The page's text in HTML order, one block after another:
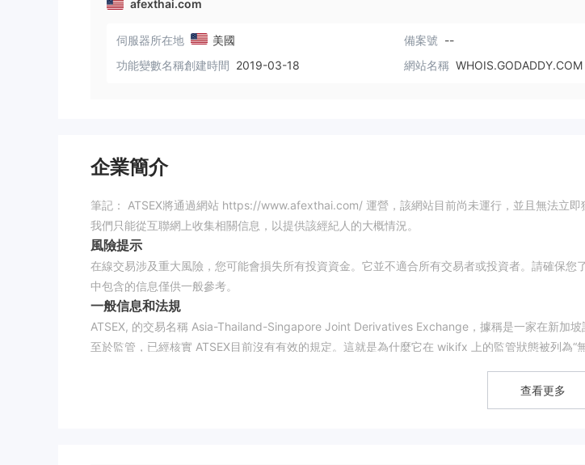
afexthai.com
伺服器所在地 美國 備案號 --
功能變數名稱創建時間 2019-03-18 網站名稱 WHOIS.GODADDY.COM
企業簡介
筆記： ATSEX將通過網站 https://www.afexthai.com/ 運營，該網站目前尚未運行，並且無法立即
我們只能從互聯網上收集相關信息，以提供該經紀人的大概情況。
風險提示
在線交易涉及重大風險，您可能會損失所有投資資金。它並不適合所有交易者或投資者。請確保您
中包含的信息僅供一般參考。
一般信息和法規
ATSEX, 的交易名稱 Asia-Thailand-Singapore Joint Derivatives Exchange，據稱是一家在新加坡
至於監管，已經核實 ATSEX目前沒有有效的規定。這就是為什麼它在 wikifx 上的監管狀態被列為“
不幸的是，我們沒有找到任何有用的信息 ATSEX在互聯網上的客戶支持。通常，受監管的經紀人會
查看更多